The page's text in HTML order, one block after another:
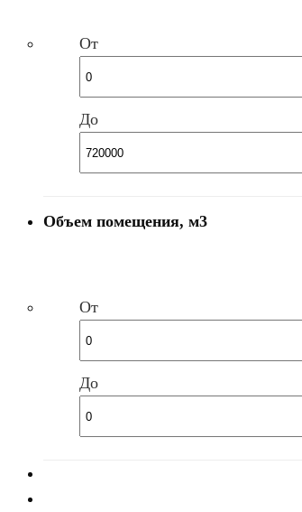
От
До
Объем помещения, м3
От
До